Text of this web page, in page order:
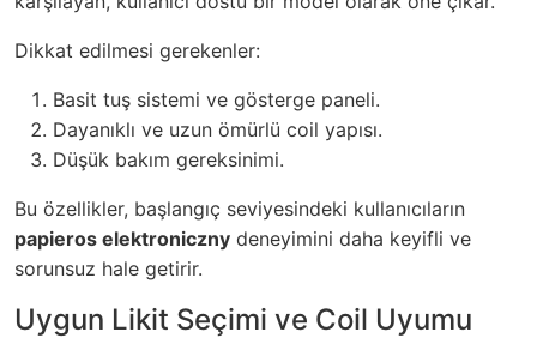
Dikkat edilmesi gerekenler:
Basit tuş sistemi ve gösterge paneli.
Dayanıklı ve uzun ömürlü coil yapısı.
Düşük bakım gereksinimi.
Bu özellikler, başlangıç seviyesindeki kullanıcıların
papieros elektroniczny deneyimini daha keyifli ve
sorunsuz hale getirir.
Uygun Likit Seçimi ve Coil Uyumu